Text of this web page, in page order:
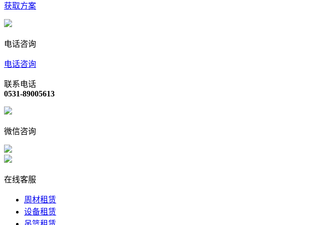
获取方案
电话咨询
电话咨询
联系电话
0531-89005613
微信咨询
在线客服
周材租赁
设备租赁